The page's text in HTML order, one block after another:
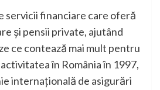
servicii financiare care oferă
și pensii private, ajutând
ce contează mai mult pentru
în România în 1997,
internațională de asigurări